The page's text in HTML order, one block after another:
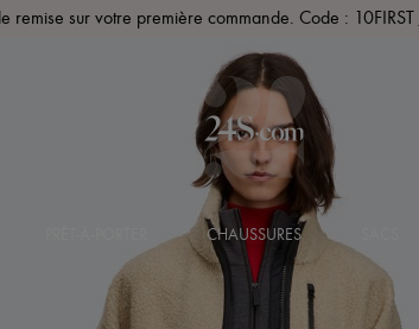
remise sur votre première commande. Code : 10FIRST
CHAUSSURES